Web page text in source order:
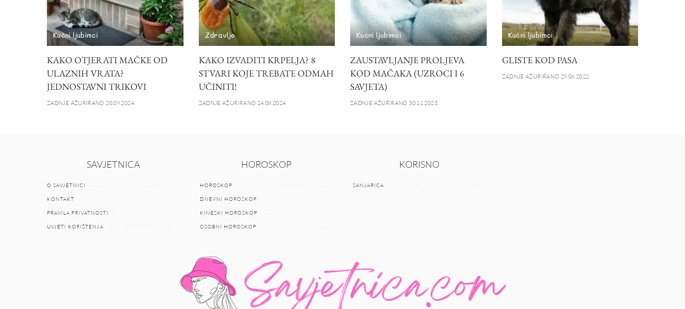
Kućni ljubimci
KAKO OTJERATI MAČKE OD
ULAZNIH VRATA?
JEDNOSTAVNI TRIKOVI
ZADNJE AŽURIRANO 20.09.2024.
Zdravlje
KAKO IZVADITI KRPELJA? 8
STVARI KOJE TREBATE ODMAH
UČINITI!
ZADNJE AŽURIRANO 24.08.2024.
Kućni ljubimci
ZAUSTAVLJANJE PROLJEVA
KOD MAČAKA (UZROCI I 6
SAVJETA)
ZADNJE AŽURIRANO 30.11.2023.
Kućni ljubimci
GLISTE KOD PASA
ZADNJE AŽURIRANO 29.06.2022.
SAVJETNICA
O SAVJETNICI
KONTAKT
PRAVILA PRIVATNOSTI
UVJETI KORIŠTENJA
HOROSKOP
HOROSKOP
DNEVNI HOROSKOP
KINESKI HOROSKOP
OSOBNI HOROSKOP
KORISNO
SANJARICA